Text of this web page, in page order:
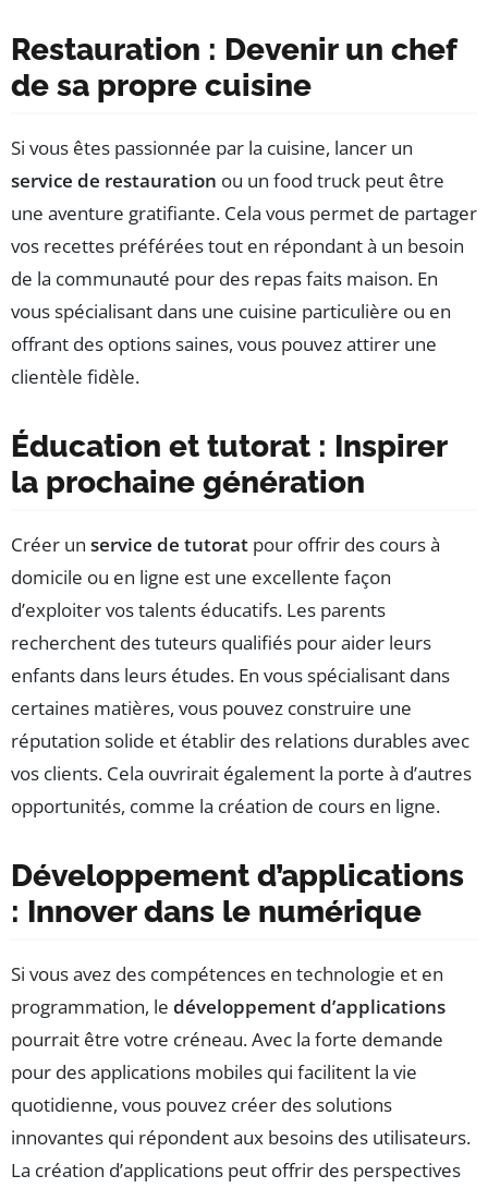
Restauration : Devenir un chef
de sa propre cuisine
Si vous êtes passionnée par la cuisine, lancer un
service de restauration ou un food truck peut être
une aventure gratifiante. Cela vous permet de partager
vos recettes préférées tout en répondant à un besoin
de la communauté pour des repas faits maison. En
vous spécialisant dans une cuisine particulière ou en
offrant des options saines, vous pouvez attirer une
clientèle fidèle.
Éducation et tutorat : Inspirer
la prochaine génération
Créer un service de tutorat pour offrir des cours à
domicile ou en ligne est une excellente façon
d’exploiter vos talents éducatifs. Les parents
recherchent des tuteurs qualifiés pour aider leurs
enfants dans leurs études. En vous spécialisant dans
certaines matières, vous pouvez construire une
réputation solide et établir des relations durables avec
vos clients. Cela ouvrirait également la porte à d’autres
opportunités, comme la création de cours en ligne.
Développement d’applications
: Innover dans le numérique
Si vous avez des compétences en technologie et en
programmation, le développement d’applications
pourrait être votre créneau. Avec la forte demande
pour des applications mobiles qui facilitent la vie
quotidienne, vous pouvez créer des solutions
innovantes qui répondent aux besoins des utilisateurs.
La création d’applications peut offrir des perspectives